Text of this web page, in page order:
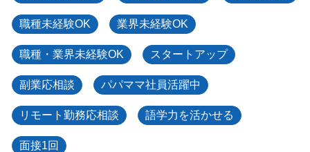
職種未経験OK 業界未経験OK
職種・業界未経験OK スタートアップ
副業応相談 パパママ社員活躍中
リモート勤務応相談 語学力を活かせる
面接1回